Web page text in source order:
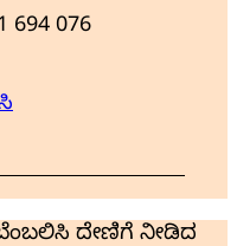
694 076
ದೇಣಿಗೆ ನೀಡಿದ